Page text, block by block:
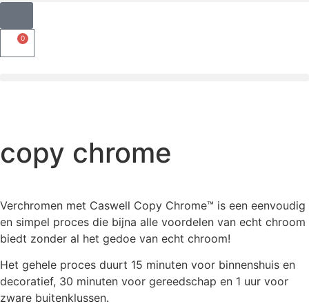
0
copy chrome
Verchromen met Caswell Copy Chrome™ is een eenvoudig
en simpel proces die bijna alle voordelen van echt chroom
biedt zonder al het gedoe van echt chroom!
Het gehele proces duurt 15 minuten voor binnenshuis en
decoratief, 30 minuten voor gereedschap en 1 uur voor
zware buitenklussen.